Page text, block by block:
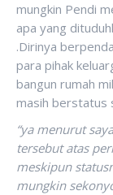
mungkin Pendi
apa yang
.Dirinya
para pihak
bangun rumah
masih berstatus
“ya menurut
tersebut atas
meskipun
mungkin